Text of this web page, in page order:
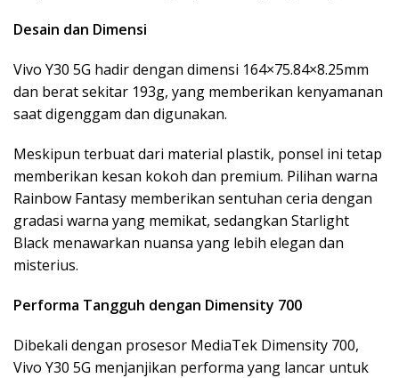
Desain dan Dimensi
Vivo Y30 5G hadir dengan dimensi 164×75.84×8.25mm
dan berat sekitar 193g, yang memberikan kenyamanan
saat digenggam dan digunakan.
Meskipun terbuat dari material plastik, ponsel ini tetap
memberikan kesan kokoh dan premium. Pilihan warna
Rainbow Fantasy memberikan sentuhan ceria dengan
gradasi warna yang memikat, sedangkan Starlight
Black menawarkan nuansa yang lebih elegan dan
misterius.
Performa Tangguh dengan Dimensity 700
Dibekali dengan prosesor MediaTek Dimensity 700,
Vivo Y30 5G menjanjikan performa yang lancar untuk